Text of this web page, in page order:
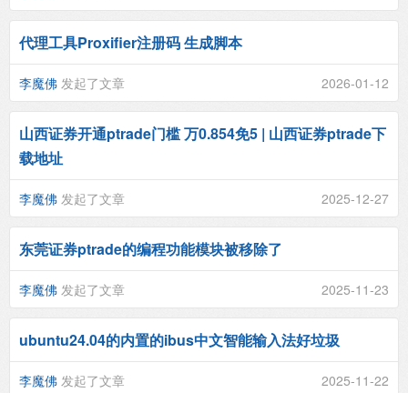
代理工具Proxifier注册码 生成脚本
李魔佛 发起了文章 2026-01-12
山西证券开通ptrade门槛 万0.854免5 | 山西证券ptrade下
载地址
李魔佛 发起了文章 2025-12-27
东莞证券ptrade的编程功能模块被移除了
李魔佛 发起了文章 2025-11-23
ubuntu24.04的内置的ibus中文智能输入法好垃圾
李魔佛 发起了文章 2025-11-22